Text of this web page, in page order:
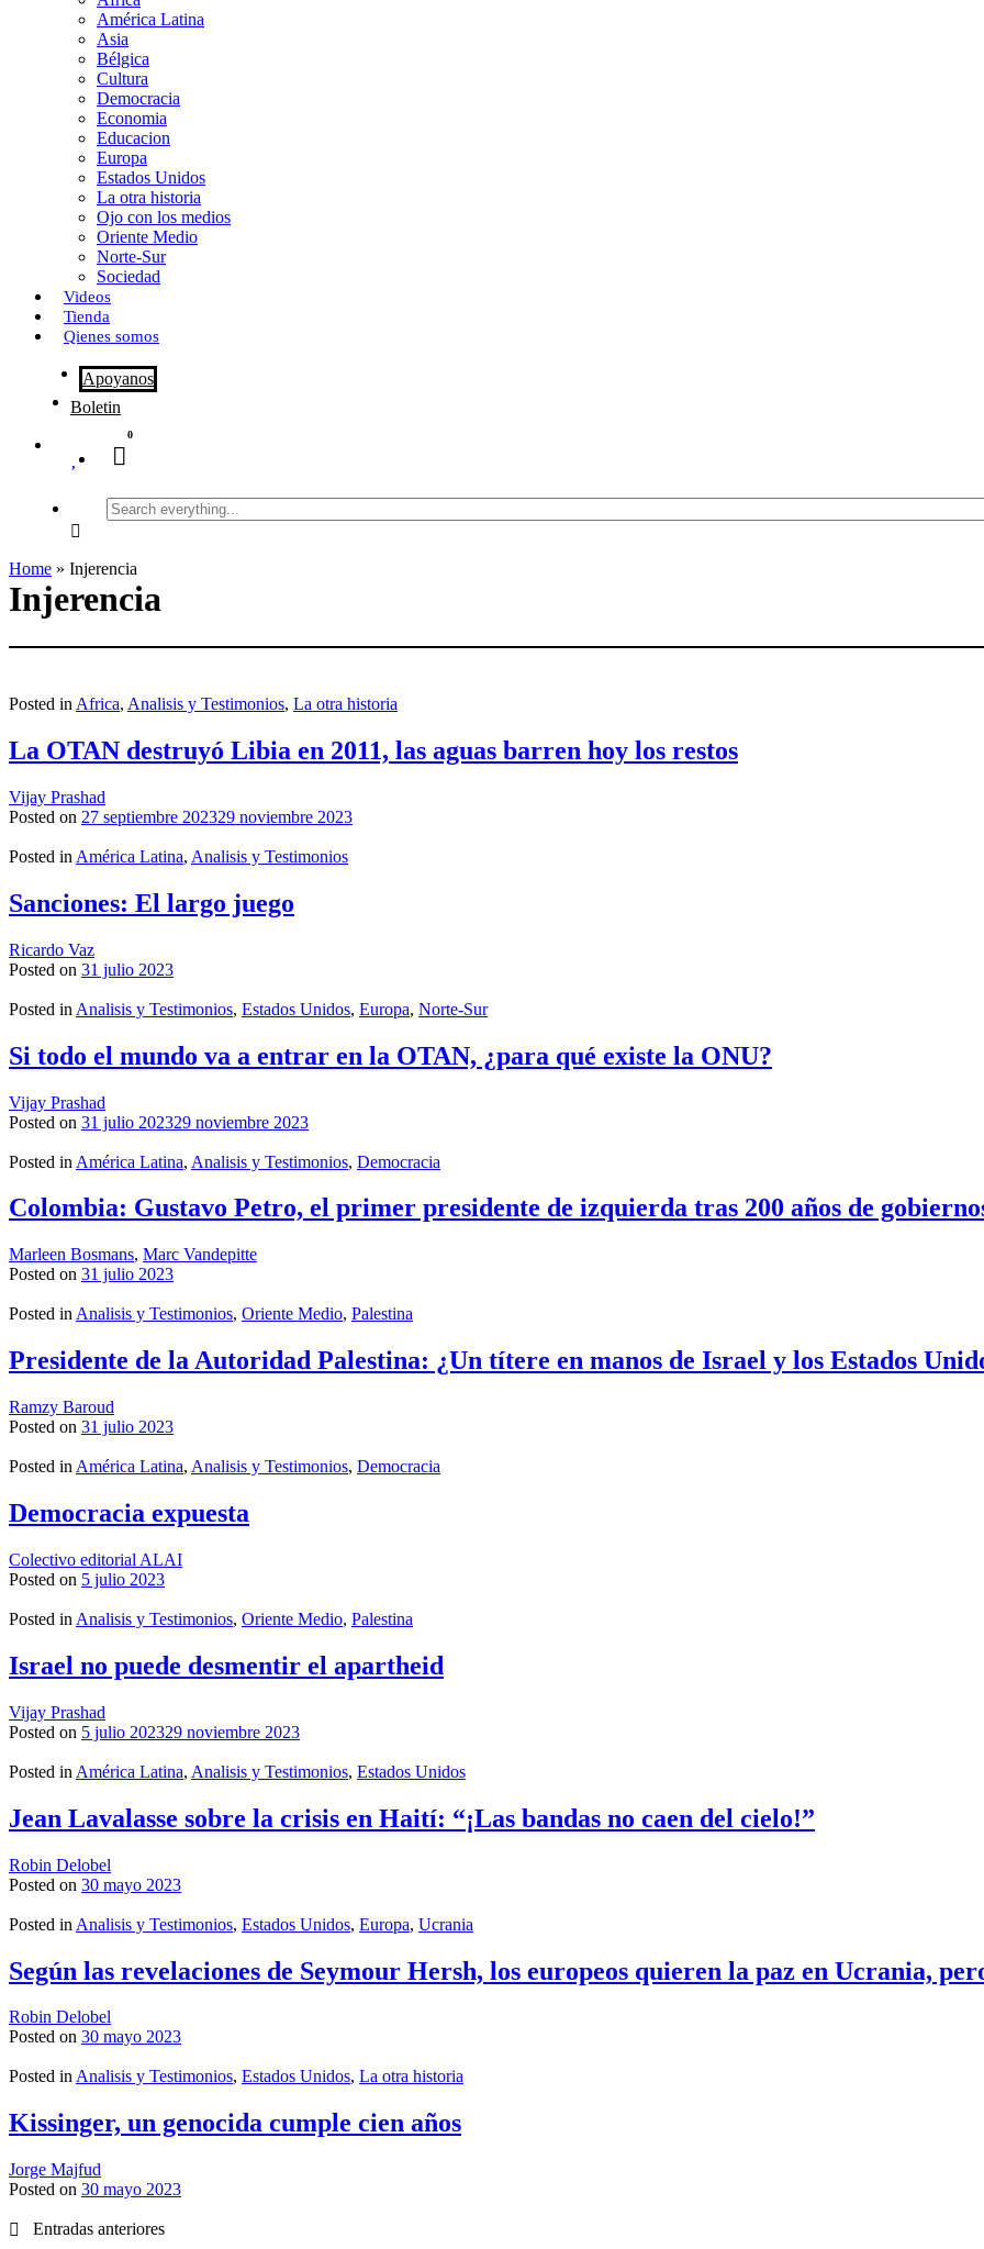
i
r
América Latina
Asia
Bélgica
Cultura
Democracia
Economia
Educacion
Europa
Estados Unidos
La otra historia
Ojo con los medios
Oriente Medio
Norte-Sur
Sociedad
Videos
Tienda
Qienes somos
Apoyanos
Boletin
0
Search
everything...
Home » Injerencia
Injerencia
Posted in Africa, Analisis y Testimonios, La otra historia
La OTAN destruyó Libia en 2011, las aguas barren hoy los restos
Vijay Prashad
Posted on 27 septiembre 202329 noviembre 2023
Posted in América Latina, Analisis y Testimonios
Sanciones: El largo juego
Ricardo Vaz
Posted on 31 julio 2023
Posted in Analisis y Testimonios, Estados Unidos, Europa, Norte-Sur
Si todo el mundo va a entrar en la OTAN, ¿para qué existe la ONU?
Vijay Prashad
Posted on 31 julio 202329 noviembre 2023
Posted in América Latina, Analisis y Testimonios, Democracia
Colombia: Gustavo Petro, el primer presidente de izquierda tras 200 años de
Marleen Bosmans, Marc Vandepitte
Posted on 31 julio 2023
Posted in Analisis y Testimonios, Oriente Medio, Palestina
Presidente de la Autoridad Palestina: ¿Un títere en manos de Israel y los Estados
Ramzy Baroud
Posted on 31 julio 2023
Posted in América Latina, Analisis y Testimonios, Democracia
Democracia expuesta
Colectivo editorial ALAI
Posted on 5 julio 2023
Posted in Analisis y Testimonios, Oriente Medio, Palestina
Israel no puede desmentir el apartheid
Vijay Prashad
Posted on 5 julio 202329 noviembre 2023
Posted in América Latina, Analisis y Testimonios, Estados Unidos
Jean Lavalasse sobre la crisis en Haití: “¡Las bandas no caen del cielo!”
Robin Delobel
Posted on 30 mayo 2023
Posted in Analisis y Testimonios, Estados Unidos, Europa, Ucrania
Según las revelaciones de Seymour Hersh, los europeos quieren la paz en Ucrania,
Robin Delobel
Posted on 30 mayo 2023
Posted inAnalisis y Testimonios, Estados Unidos, La otra historia
Kissinger, un genocida cumple cien años
Jorge Majfud
Posted on 30 mayo 2023
Navegación
Entradas anteriores